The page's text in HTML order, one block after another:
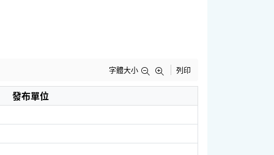
字體大小 列印
發布單位